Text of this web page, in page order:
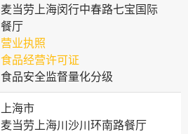
麦当劳上海闵行中春路七宝国际
餐厅
营业执照
食品经营许可证
食品安全监督量化分级
上海市
麦当劳上海川沙川环南路餐厅